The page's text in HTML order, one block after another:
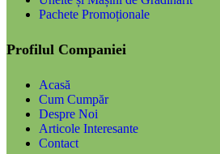
Pachete Promoționale
Profilul Companiei
Acasă
Cum Cumpăr
Despre Noi
Articole Interesante
Contact